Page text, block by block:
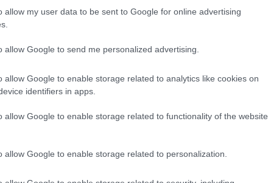
allow my user data to be sent to Google for online advertising
allow Google to send me personalized advertising.
allow Google to enable storage related to analytics like cookies on
identifiers in apps.
allow Google to enable storage related to functionality of the website
allow Google to enable storage related to personalization.
ΑΥΓΟΎΣΤΟΥ 2025, 8:30 ΠΜ
προκαλούν σε αγροτικές καλλιέργειες οι
πληθυσμοί αγριόχοιρων στην περιοχή της Δυτικής
Ο Κυνηγετικός Σύλλογος Εορδαίας
σε δίωξη αγριόχοιρων
Εορδαίας “Ο ΑΧΙΛΛΕΥΣ” αντιδρά στο νομό